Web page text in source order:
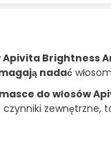
Apivita Brightness
nadać włosom
do włosów
zewnętrzne,